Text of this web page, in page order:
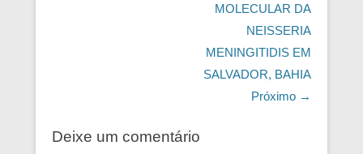
MOLECULAR DA
NEISSERIA
MENINGITIDIS EM
SALVADOR, BAHIA
Próximo →
Deixe um comentário